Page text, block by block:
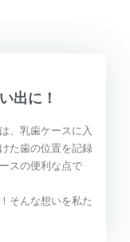
出に！
、乳歯ケースに入
た歯の位置を記録
スの便利な点で
そんな想いを私た